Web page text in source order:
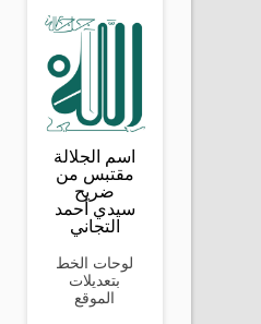
اسم الجلالة
ضريح
سيدي أحمد
التجاني‬‎‬‎
لوحات الخط
بتعديلات
الموقع